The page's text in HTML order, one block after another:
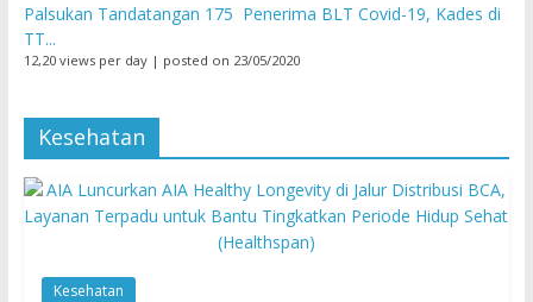
Palsukan Tandatangan 175 Penerima BLT Covid-19, Kades di
TT...
12,20 views per day| posted on 23/05/2020
Kesehatan
Kesehatan